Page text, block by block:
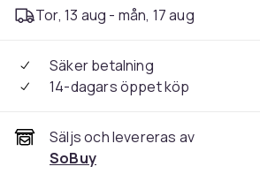
Tor, 13 aug - mån, 17 aug
Säker betalning
14-dagars öppet köp
Säljs och levereras av
SoBuy